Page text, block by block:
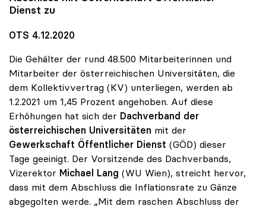
Dienst zu
OTS 4.12.2020
Die Gehälter der rund 48.500 Mitarbeiterinnen und
Mitarbeiter der österreichischen Universitäten, die
dem Kollektivvertrag (KV) unterliegen, werden ab
1.2.2021 um 1,45 Prozent angehoben. Auf diese
Erhöhungen hat sich der Dachverband der
österreichischen Universitäten mit der
Gewerkschaft Öffentlicher Dienst (GÖD) dieser
Tage geeinigt. Der Vorsitzende des Dachverbands,
Vizerektor Michael Lang (WU Wien), streicht hervor,
dass mit dem Abschluss die Inflationsrate zu Gänze
abgegolten werde. „Mit dem raschen Abschluss der